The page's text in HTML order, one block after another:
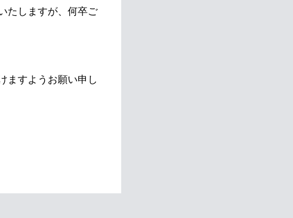
たしますが、何卒ご
ますようお願い申し